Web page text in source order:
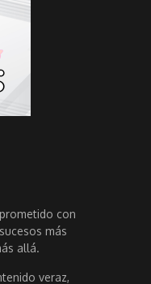
con
más
allá.
veraz,